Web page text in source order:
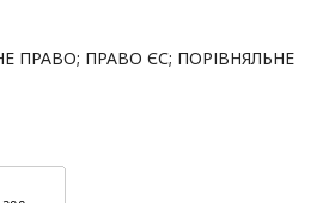
ПРАВО; ПРАВО ЄС; ПОРІВНЯЛЬНЕ